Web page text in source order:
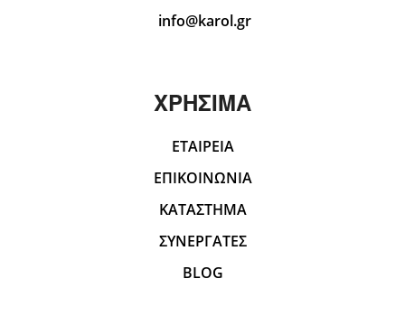
info@karol.gr
ΧΡΗΣΙΜΑ
ΕΤΑΙΡΕΙΑ
ΕΠΙΚΟΙΝΩΝΙΑ
ΚΑΤΑΣΤΗΜΑ
ΣΥΝΕΡΓΑΤΕΣ
BLOG